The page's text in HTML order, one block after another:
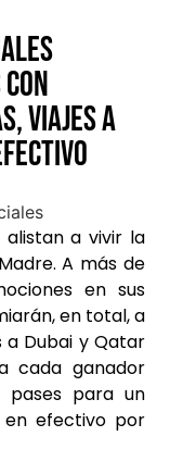
viajes a
alistan a vivir la
A más de
en sus
en total, a
a Dubai y Qatar
cada ganador
pases para un
efectivo por